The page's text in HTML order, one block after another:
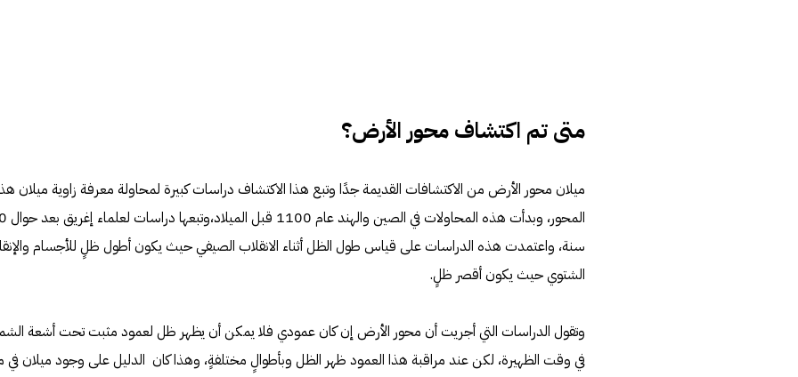
متى تم اكتشاف محور الأرض؟
ميلان محور الأرض من الاكتشافات القديمة جدًا وتبع هذا الاكتشاف دراسات كبيرة لمحاولة معرفة زاوية ميلان
المحور، وبدأت
سنة، واعتمدت هذه الدراسات على قياس طول الظل أثناء الانقلاب الصيفي حيث يكون أطول ظلٍ للأجسام
الشتوي حيث يكون أقصر ظلٍ.
وتقول الدراسات التي أجريت أن محور الأرض إن كان عمودي فلا يمكن أن يظهر ظل لعمود مثبت تحت أشعة
في وقت الظهيرة، لكن عند مراقبة هذا العمود ظهر الظل وبأطوالٍ مختلفةٍ، وهذا كان الدليل على وجود ميلان في